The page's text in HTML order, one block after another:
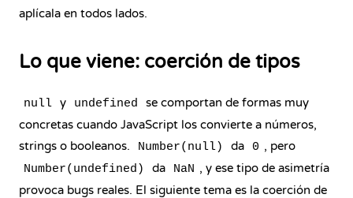
aplícala en todos lados.
Lo que viene: coerción de tipos
null y undefined
se comportan de formas muy
concretas cuando JavaScript los convierte a números,
strings o booleanos.
Number(null) da 0 , pero
Number(undefined) da NaN , y ese tipo de asimetría
provoca bugs reales. El siguiente tema es la coerción de